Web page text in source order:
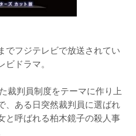
フジテレビで放送されてい
ドラマ。
裁判員制度をテーマに作り上
、ある日突然裁判員に選ばれ
と呼ばれる柏木鏡子の殺人事